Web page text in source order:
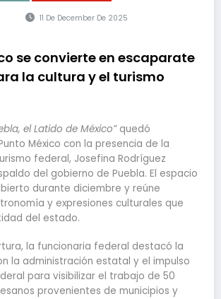
11 De December De 2025
se convierte en escaparate
la cultura y el turismo
el Latido de México”quedó
México con la presencia de la
federal, Josefina Rodríguez
del gobierno de Puebla. El espacio
durante diciembre y reúne
y expresiones culturales que
del estado.
la funcionaria federal destacó la
la administración estatal y el impulso
para visibilizar el trabajo de 50
provenientes de municipios y